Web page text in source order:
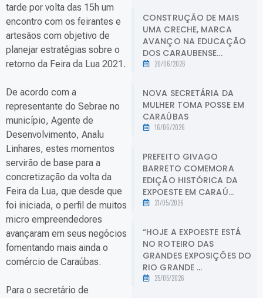
tarde por volta das 15h um
encontro com os feirantes e
artesãos com objetivo de
planejar estratégias sobre o
retorno da Feira da Lua 2021.
De acordo com a
representante do Sebrae no
município, Agente de
Desenvolvimento, Analu
Linhares, estes momentos
servirão de base para a
concretização da volta da
Feira da Lua, que desde que
foi iniciada, o perfil de muitos
micro empreendedores
avançaram em seus negócios
fomentando mais ainda o
comércio de Caraúbas.
Para o secretário de
CONSTRUÇÃO DE MAIS
UMA CRECHE, MARCA
AVANÇO NA EDUCAÇÃO
DOS CARAUBENSE...
20/06/2026
NOVA SECRETÁRIA DA
MULHER TOMA POSSE EM
CARAÚBAS
16/06/2026
PREFEITO GIVAGO
BARRETO COMEMORA
EDIÇÃO HISTÓRICA DA
EXPOESTE EM CARAÚ...
31/05/2026
“HOJE A EXPOESTE ESTÁ
NO ROTEIRO DAS
GRANDES EXPOSIÇÕES DO
RIO GRANDE ...
25/05/2026